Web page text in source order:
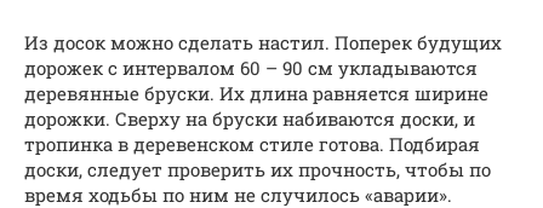
Из досок можно сделать настил. Поперек будущих
дорожек с интервалом 60 – 90 см укладываются
деревянные бруски. Их длина равняется ширине
дорожки. Сверху на бруски набиваются доски, и
тропинка в деревенском стиле готова. Подбирая
доски, следует проверить их прочность, чтобы по
время ходьбы по ним не случилось «аварии».